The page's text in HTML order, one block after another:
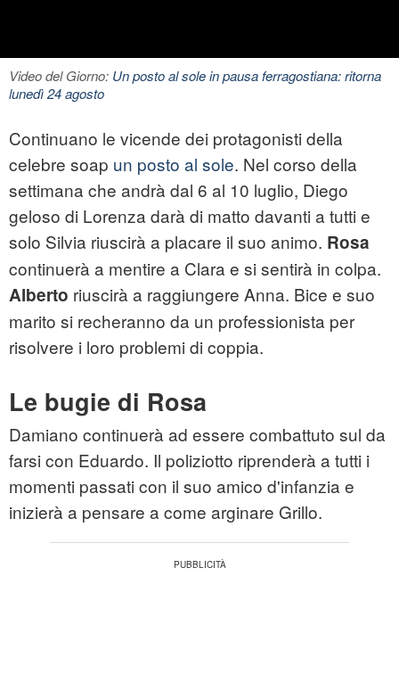
Video del Giorno: Un posto al sole in pausa ferragostiana: ritorna
lunedì 24 agosto
Continuano le vicende dei protagonisti della
celebre soap un posto al sole. Nel corso della
settimana che andrà dal 6 al 10 luglio, Diego
geloso di Lorenza darà di matto davanti a tutti e
solo Silvia riuscirà a placare il suo animo. Rosa
continuerà a mentire a Clara e si sentirà in colpa.
Alberto riuscirà a raggiungere Anna. Bice e suo
marito si recheranno da un professionista per
risolvere i loro problemi di coppia.
Le bugie di Rosa
Damiano continuerà ad essere combattuto sul da
farsi con Eduardo. Il poliziotto riprenderà a tutti i
momenti passati con il suo amico d'infanzia e
inizierà a pensare a come arginare Grillo.